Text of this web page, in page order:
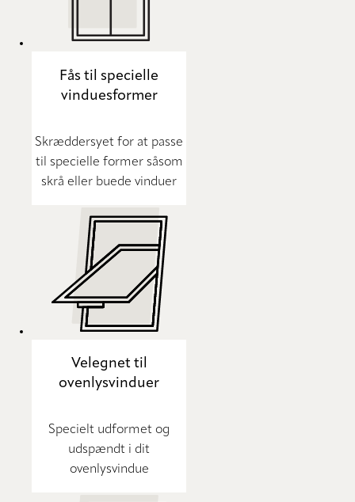
Fås til specielle
vinduesformer
Skræddersyet for at passe
til specielle former såsom
skrå eller buede vinduer
Velegnet til
ovenlysvinduer
Specielt udformet og
udspændt i dit
ovenlysvindue